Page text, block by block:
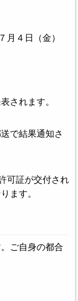
月４日（金）
されます。
で結果通知さ
可証が交付され
ます。
ご自身の都合